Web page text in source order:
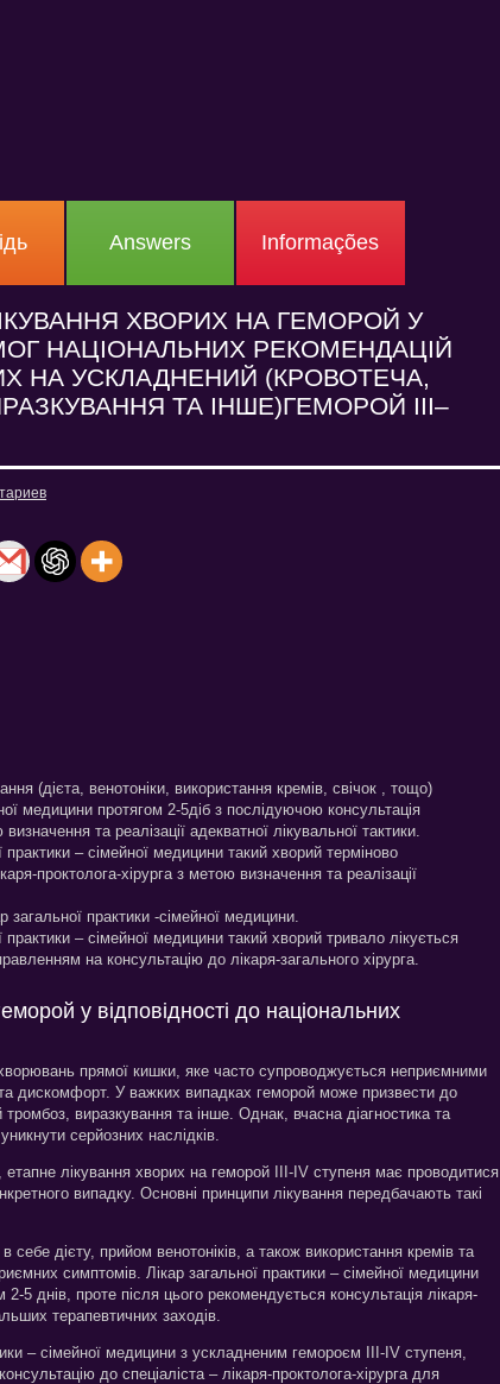
Answers Informações
ХВОРИХ НА ГЕМОРОЙ У
НАЦІОНАЛЬНИХ РЕКОМЕНДАЦІЙ
НА УСКЛАДНЕНИЙ (КРОВОТЕЧА,
ТА ІНШЕ)ГЕМОРОЙ ІІІ–
(дієта, венотоніки, використання кремів, свічок , тощо)
медицини протягом 2-5діб з послідуючою консультація
та реалізації адекватної лікувальної тактики.
практики – сімейної медицини такий хворий терміново
проктолога-хірурга з метою визначення та реалізації
загальної практики -сімейної медицини.
практики – сімейної медицини такий хворий тривало лікується
на консультацію до лікаря-загального хірурга.
у відповідності до національних
прямої кишки, яке часто супроводжується неприємними
дискомфорт. У важких випадках геморой може призвести до
виразкування та інше. Однак, вчасна діагностика та
серйозних наслідків.
етапне лікування хворих на геморой III-IV ступеня має проводитися
випадку. Основні принципи лікування передбачають такі
дієту, прийом венотоніків, а також використання кремів та
симптомів. Лікар загальної практики – сімейної медицини
5 днів, проте після цього рекомендується консультація лікаря-
терапевтичних заходів.
– сімейної медицини з ускладненим гемороєм III-IV ступеня,
до спеціаліста – лікаря-проктолога-хірурга для